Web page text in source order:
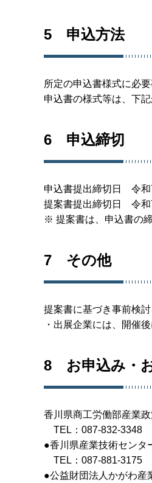
5 申込方法
所定の申込書様式に必
申込書の様式等は、下
6 申込締切
申込書提出締切日 令和
提案書提出締切日 令和
※ 提案書は、申込書の
7 その他
提案書に基づき事前検
・出展企業には、開催
8 お申込み・
香川県商工労働部産業
TEL：087-832-3348
●香川県産業技術セン
TEL：087-881-3175
●公益財団法人かがわ